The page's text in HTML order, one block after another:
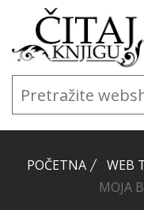
POČETNA WEB
MOJA